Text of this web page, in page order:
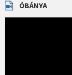
ÓBÁNYA